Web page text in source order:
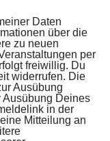
Daten
über die
zu neuen
per
freiwillig. Du
widerrufen. Die
Ausübung
Ausübung Deines
in der
Mitteilung an